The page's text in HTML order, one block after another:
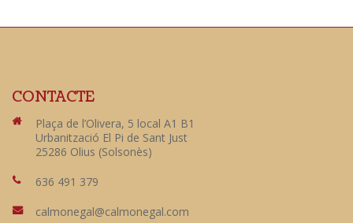
CONTACTE
Plaça de l’Olivera, 5 local A1 B1
Urbanització El Pi de Sant Just
25286 Olius (Solsonès)
636 491 379
calmonegal@calmonegal.com